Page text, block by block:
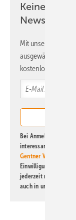
Keine Zeit?
Newsletter!
Mit unserem
ausgewählte
kostenlos direkt ins
Bei Anmeldung zu
interessante Verlags-
Gentner Verlag GmbH
Einwilligung kann ich
jederzeit möglich.
auch in unserer